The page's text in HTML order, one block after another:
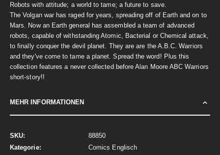
Robots with attitude; a world to tame; a future to save.
The Volgan war has raged for years, spreading off of Earth and on to
Mars. Now an Earth general has assembled a team of advanced
robots, capable of withstanding Atomic, Bacterial or Chemical attack,
to finally conquer the devil planet. They are are the A.B.C. Warriors
and they've come to tame a planet. Spread the word! Plus this
collection features a never collected before Alan Moore ABC Warriors
short-story!!
MEHR INFORMATIONEN
Mehr
Informationen
88850
Comics Englisch